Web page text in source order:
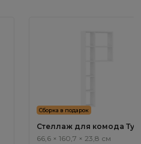
Сборка в подарок
Стеллаж для комода
Turin TR1635.0
66,6 × 160,7 × 23,8 см